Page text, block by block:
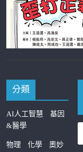
分類
AI人工智慧
基因
&醫學
物理 化學
奧妙